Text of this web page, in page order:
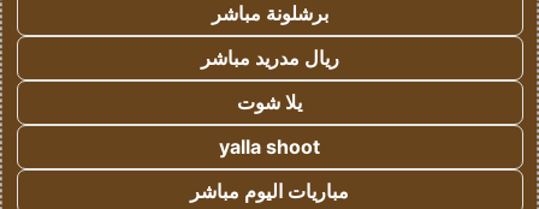
برشلونة مباشر
ريال مدريد مباشر
يلا شوت
yalla shoot
مباريات اليوم مباشر